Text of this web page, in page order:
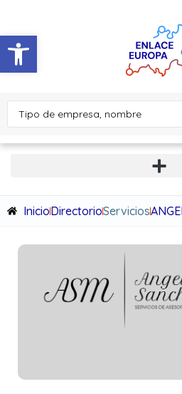
Abrir barra de herramientas
InicioDirectorioServicios